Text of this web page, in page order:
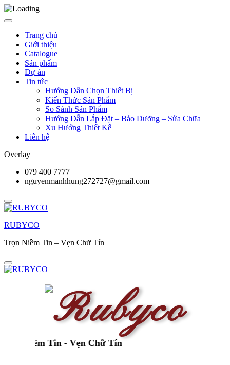
Trang chủ
Giới thiệu
Catalogue
Sản phẩm
Dự án
Tin tức
Hướng Dẫn Chọn Thiết Bị
Kiến Thức Sản Phẩm
So Sánh Sản Phẩm
Hướng Dẫn Lắp Đặt – Bảo Dưỡng – Sửa Chữa
Xu Hướng Thiết Kế
Liên hệ
Overlay
079 400 7777
nguyenmanhhung272727@gmail.com
RUBYCO
Trọn Niềm Tin – Vẹn Chữ Tín
Niềm Tin - Vẹn Chữ Tín